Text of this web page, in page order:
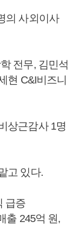
의 사외이사
전무, 김민석
현 C&I비즈니
상근감사 1명
고 있다.
급증
출 245억 원,